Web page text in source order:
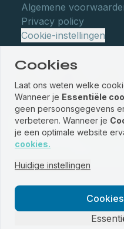
Algemene
Privacy policy
Cookie-instellingen
© WBM Staalservice
Cookies
Laat ons weten welke
Wanneer je Essentiële
geen persoonsgegevens
verbeteren. Wanneer je
je een optimale website
cookies.
Huidige instellingen